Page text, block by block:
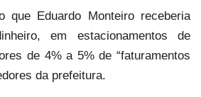
que Eduardo Monteiro receberia
em estacionamentos de
de 4% a 5% de “faturamentos
da prefeitura.